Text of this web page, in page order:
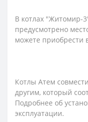
В котлах "Житомир-
предусмотрено
можете приобрести
Котлы Атем
другим, который
Подробнее об
эксплуатации.